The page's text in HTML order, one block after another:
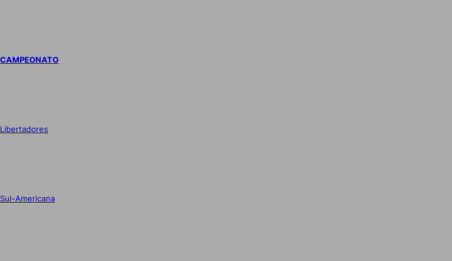
CAMPEONATO
Libertadores
Sul-Americana